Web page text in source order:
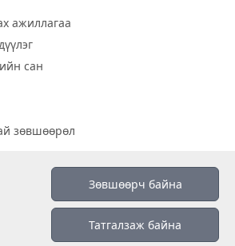
ажиллагаа
сан
зөвшөөрөл
Зөвшөөрч байна
Татгалзаж байна